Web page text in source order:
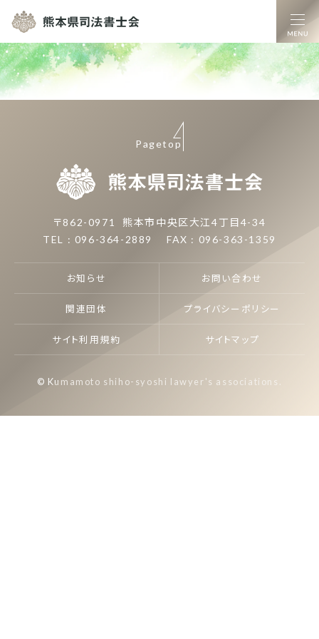
熊本県司法書士
〒862-0971
熊本市中央区大江4丁目4-34
TEL : 096-364-2889
FAX : 096-363-1359
お知らせ お問い合わせ
関連団体 プライバシーポリシー
サイト利用規約 サイトマップ
Pagetop
© Kumamoto shiho-syoshi lawyer's associations.